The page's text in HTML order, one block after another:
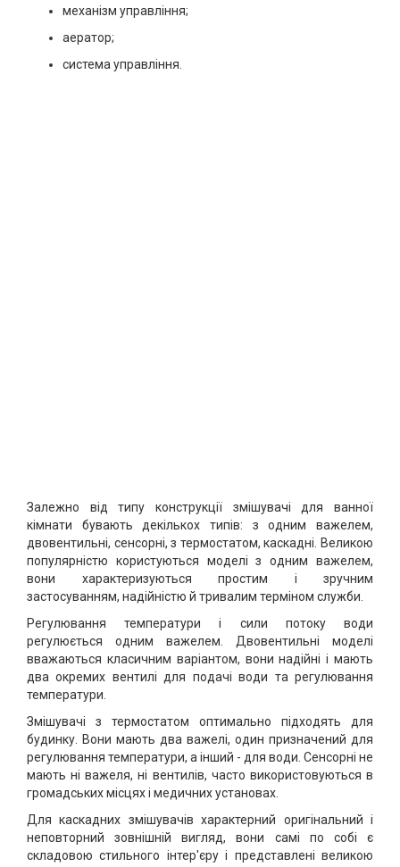
механізм управління;
аератор;
система управління.
Залежно від типу конструкції змішувачі для ванної
кімнати бувають декількох типів: з одним важелем,
двовентильні, сенсорні, з термостатом, каскадні. Великою
популярністю користуються моделі з одним важелем,
вони характеризуються простим і зручним
застосуванням, надійністю й тривалим терміном служби.
Регулювання температури і сили потоку води
регулюється одним важелем. Двовентильні моделі
вважаються класичним варіантом, вони надійні і мають
два окремих вентилі для подачі води та регулювання
температури.
Змішувачі з термостатом оптимально підходять для
будинку. Вони мають два важелі, один призначений для
регулювання температури, а інший - для води. Сенсорні не
мають ні важеля, ні вентилів, часто використовуються в
громадських місцях і медичних установах.
Для каскадних змішувачів характерний оригінальний і
неповторний зовнішній вигляд, вони самі по собі є
складовою стильного інтер'єру і представлені великою